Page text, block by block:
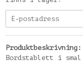
Produktbeskrivning:
Bordstablett i